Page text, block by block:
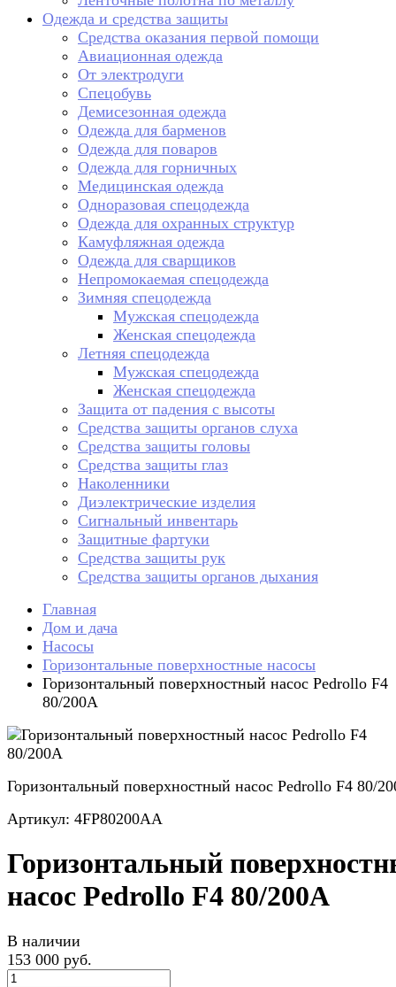
Одежда и средства защиты
Средства оказания первой помощи
Авиационная одежда
От электродуги
Спецобувь
Демисезонная одежда
Одежда для барменов
Одежда для поваров
Одежда для горничных
Медицинская одежда
Одноразовая спецодежда
Одежда для охранных структур
Камуфляжная одежда
Одежда для сварщиков
Непромокаемая спецодежда
Зимняя спецодежда
Мужская спецодежда
Женская спецодежда
Летняя спецодежда
Мужская спецодежда
Женская спецодежда
Защита от падения с высоты
Средства защиты органов слуха
Средства защиты головы
Средства защиты глаз
Наколенники
Диэлектрические изделия
Сигнальный инвентарь
Защитные фартуки
Средства защиты рук
Средства защиты органов дыхания
Главная
Дом и дача
Насосы
Горизонтальные поверхностные насосы
Горизонтальный поверхностный насос Pedrollo F4
80/200A
Горизонтальный поверхностный насос Pedrollo F4 80/
Артикул: 4FP80200AA
Горизонтальный
насос Pedrollo F4 80/200A
В наличии
153 000 руб.